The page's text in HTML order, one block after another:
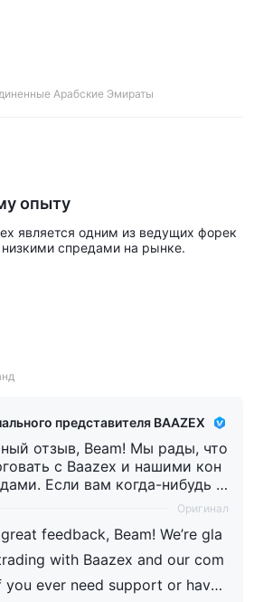
Арабские Эмираты
опыту
является одним из ведущих форек
спредами на рынке.
представителя BAAZEX
отзыв, Beam! Мы рады, что
с Baazex и нашими кон
Если вам когда-нибудь п
или у вас будут предлож
через онлайн-чат или на su
. Удачных торгов!
Оригинал
feedback, Beam! We’re gla
with Baazex and our com
you ever need support or have